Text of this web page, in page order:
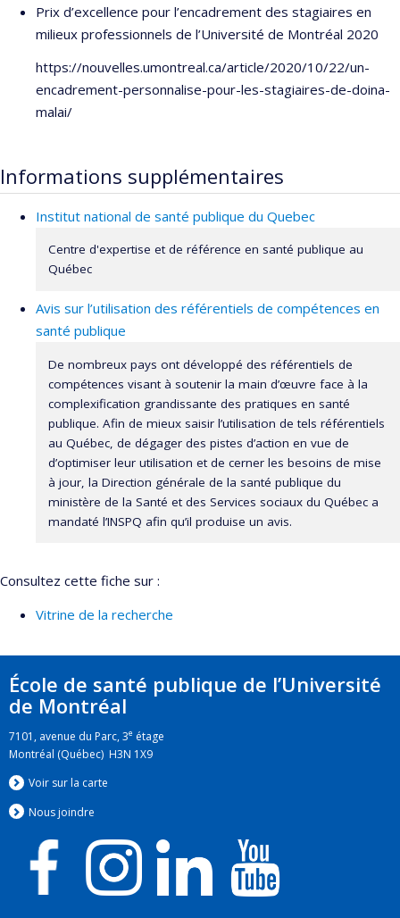
Prix d’excellence pour l’encadrement des stagiaires en
milieux professionnels de l’Université de Montréal 2020
https://nouvelles.umontreal.ca/article/2020/10/22/un-
encadrement-personnalise-pour-les-stagiaires-de-doina-
malai/
Informations supplémentaires
Institut national de santé publique du Quebec
Centre d'expertise et de référence en santé publique au
Québec
Avis sur l’utilisation des référentiels de compétences en
santé publique
De nombreux pays ont développé des référentiels de
compétences visant à soutenir la main d’œuvre face à la
complexification grandissante des pratiques en santé
publique. Afin de mieux saisir l’utilisation de tels référentiels
au Québec, de dégager des pistes d’action en vue de
d’optimiser leur utilisation et de cerner les besoins de mise
à jour, la Direction générale de la santé publique du
ministère de la Santé et des Services sociaux du Québec a
mandaté l’INSPQ afin qu’il produise un avis.
Consultez cette fiche sur :
Vitrine de la recherche
École de santé publique de l’Université
de Montréal
7101, avenue du Parc, 3e étage
Montréal (Québec) H3N 1X9
Voir sur la carte
Nous joindre